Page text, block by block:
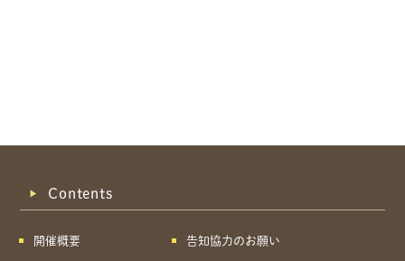
Contents
開催概要 告知協力のお願い